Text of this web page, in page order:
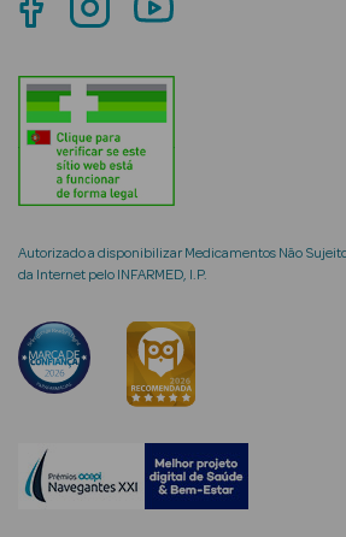
Ver Tudo
Perfumes
Autorizado a disponibilizar Medicamentos Não
da Internet pelo INFARMED, I.P.